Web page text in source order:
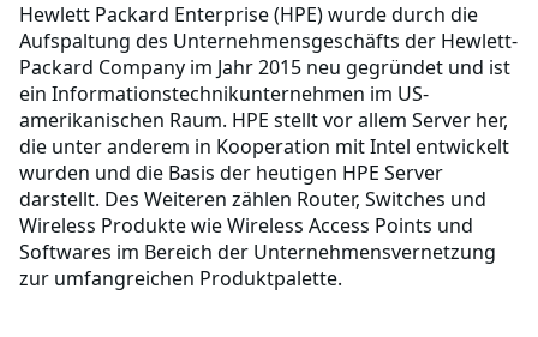
Hewlett Packard Enterprise (HPE) wurde durch die
Aufspaltung des Unternehmensgeschäfts der Hewlett-
Packard Company im Jahr 2015 neu gegründet und ist
ein Informationstechnikunternehmen im US-
amerikanischen Raum. HPE stellt vor allem Server her,
die unter anderem in Kooperation mit Intel entwickelt
wurden und die Basis der heutigen HPE Server
darstellt. Des Weiteren zählen Router, Switches und
Wireless Produkte wie Wireless Access Points und
Softwares im Bereich der Unternehmensvernetzung
zur umfangreichen Produktpalette.